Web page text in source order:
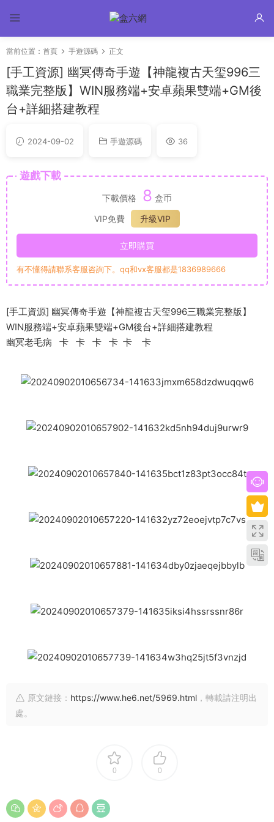
當前位置： 首頁 手遊源碼 正文
[手工資源] 幽冥傳奇手遊【神龍複古天玺996三
職業完整版】WIN服務端+安卓蘋果雙端+GM後
台+詳細搭建教程
2024-09-02 手遊源碼 36
遊戲下載
下載價格 8 盒币
VIP免費
升級VIP
立即購買
有不懂得請聯系客服咨詢下。qq和vx客服都是1836989666
[手工資源] 幽冥傳奇手遊【神龍複古天玺996三職業完整版】
WIN服務端+安卓蘋果雙端+GM後台+詳細搭建教程
幽冥老毛病 卡 卡 卡 卡 卡 卡
原文鏈接： https://www.he6.net/5969.html ，轉載請注明出
處。
0 0